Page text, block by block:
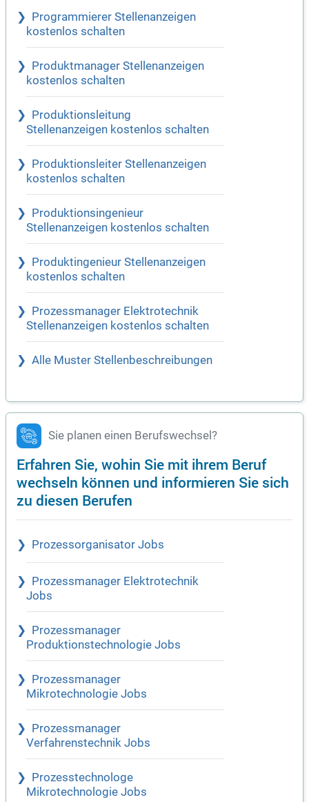
Programmierer Stellenanzeigen
kostenlos schalten
Produktmanager Stellenanzeigen
kostenlos schalten
Produktionsleitung
Stellenanzeigen kostenlos schalten
Produktionsleiter Stellenanzeigen
kostenlos schalten
Produktionsingenieur
Stellenanzeigen kostenlos schalten
Produktingenieur Stellenanzeigen
kostenlos schalten
Prozessmanager Elektrotechnik
Stellenanzeigen kostenlos schalten
Alle Muster Stellenbeschreibungen
Sie planen einen Berufswechsel?
Erfahren Sie, wohin Sie mit ihrem Beruf
wechseln können und informieren Sie sich
zu diesen Berufen
Prozessorganisator Jobs
Prozessmanager Elektrotechnik
Jobs
Prozessmanager
Produktionstechnologie Jobs
Prozessmanager
Mikrotechnologie Jobs
Prozessmanager
Verfahrenstechnik Jobs
Prozesstechnologe
Mikrotechnologie Jobs